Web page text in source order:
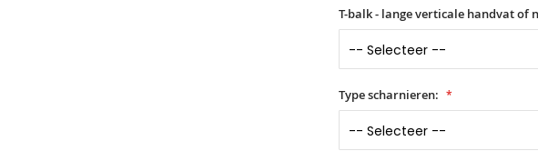
T-balk - lange verticale handvat of
Type scharnieren: